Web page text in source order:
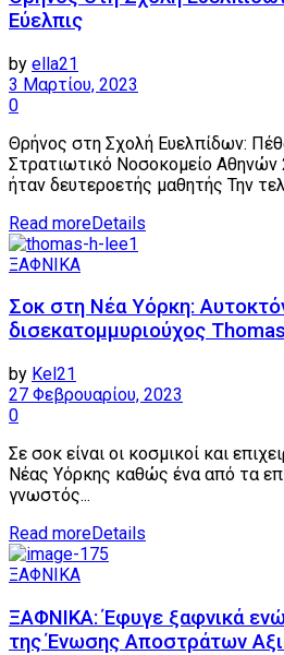
Εύελπις
by ella21
3 Μαρτίου, 2023
0
Θρήνος στη Σχολή Ευελπίδων:
Στρατιωτικό Νοσοκομείο Αθηνών
ήταν δευτεροετής μαθητής Την
Read moreDetails
ΞΑΦΝΙΚΑ
Σοκ στη Νέα Υόρκη:
δισεκατομμυριούχος
by Kel21
27 Φεβρουαρίου, 2023
0
Σε σοκ είναι οι κοσμικοί και
Νέας Υόρκης καθώς ένα από τα
γνωστός...
Read moreDetails
ΞΑΦΝΙΚΑ
ΞΑΦΝΙΚΑ: Έφυγε ξαφνικά
της Ένωσης Αποστράτων